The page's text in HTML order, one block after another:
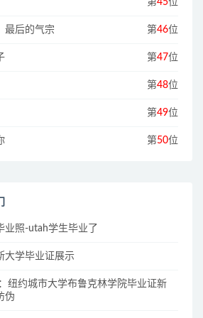
第45位
最后的气宗 第46位
第47位
第48位
第49位
第50位
业照-utah学生毕业了
大学毕业证展示
纽约城市大学布鲁克林学院毕业证新
伪